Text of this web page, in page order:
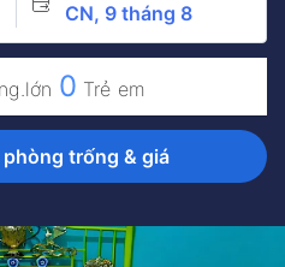
CN, 9 tháng 8
ng.lớn 0 Trẻ em
trống & giá